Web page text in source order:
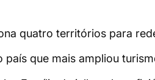
quatro territórios para
país que mais ampliou